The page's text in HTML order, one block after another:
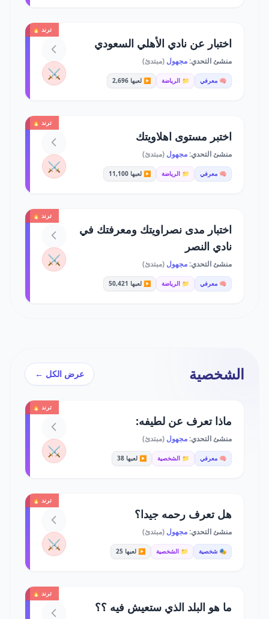
ترند 🔥
اختبار عن نادي الأهلي السعودي
منشئ التحدي:مجهول (مبتدئ)
🧠 معرفي 📁 الرياضة ▶️ لعبها 2,696 ⚔️
ترند 🔥
اختبر مستوى اهلاويتك
منشئ التحدي:مجهول (مبتدئ)
🧠 معرفي 📁 الرياضة ▶️ لعبها 11,100 ⚔️
ترند 🔥
اختبار مدى نصراويتك ومعرفتك في
نادي النصر
منشئ التحدي:مجهول (مبتدئ)
🧠 معرفي 📁 الرياضة ▶️ لعبها 50,421
⚔️
الشخصية عرض الكل ←
ترند 🔥
ماذا تعرف عن لطيفه:
منشئ التحدي:مجهول (مبتدئ)
🧠 معرفي 📁 الشخصية ▶️ لعبها 38 ⚔️
ترند 🔥
هل تعرف رحمه جيدا؟
منشئ التحدي:مجهول (مبتدئ)
🎭 شخصية 📁 الشخصية ▶️ لعبها 25 ⚔️
ترند 🔥
ما هو البلد الذي ستعيش فيه ؟؟